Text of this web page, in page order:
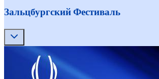
Зальцбургский Фестиваль